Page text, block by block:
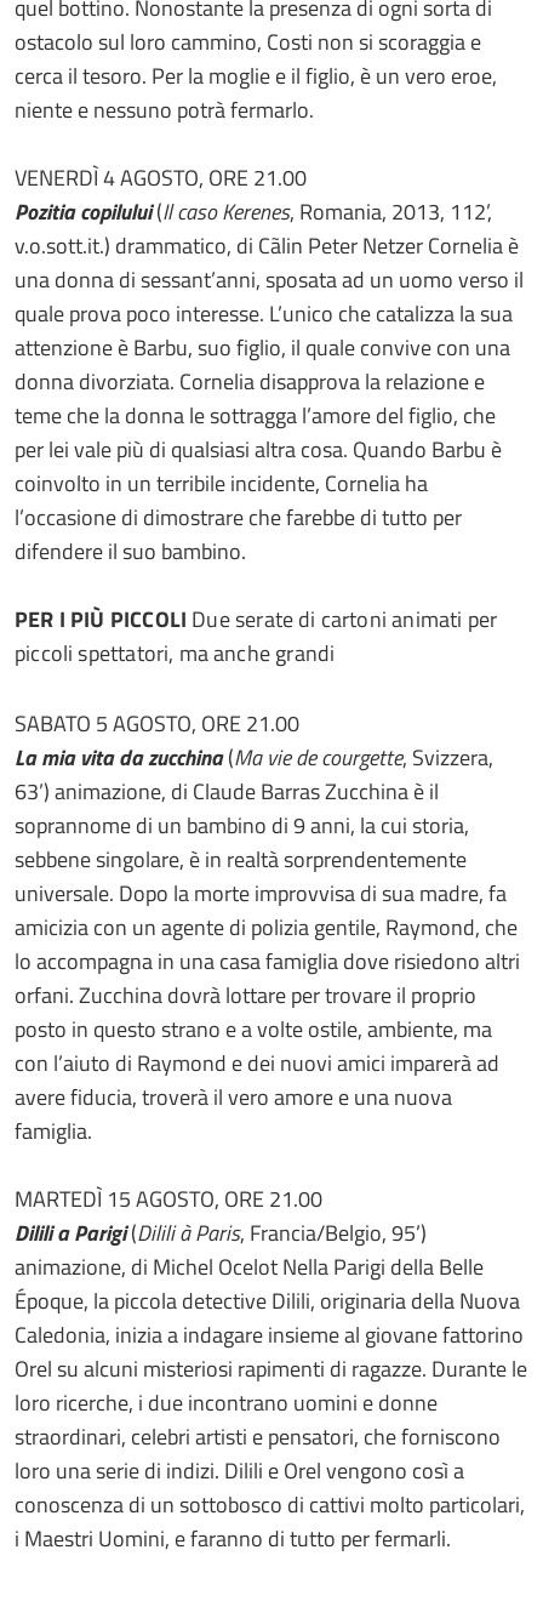
quel bottino. Nonostante la presenza di ogni sorta di
ostacolo sul loro cammino, Costi non si scoraggia e
cerca il tesoro. Per la moglie e il figlio, è un vero eroe,
niente e nessuno potrà fermarlo.
VENERDÌ 4 AGOSTO, ORE 21.00
Pozitia copilului(Il caso Kerenes, Romania, 2013, 112’,
v.o.sott.it.) drammatico, di Cãlin Peter Netzer Cornelia è
una donna di sessant’anni, sposata ad un uomo verso il
quale prova poco interesse. L’unico che catalizza la sua
attenzione è Barbu, suo figlio, il quale convive con una
donna divorziata. Cornelia disapprova la relazione e
teme che la donna le sottragga l’amore del figlio, che
per lei vale più di qualsiasi altra cosa. Quando Barbu è
coinvolto in un terribile incidente, Cornelia ha
l’occasione di dimostrare che farebbe di tutto per
difendere il suo bambino.
PER I PIÙ PICCOLI Due serate di cartoni animati per
piccoli spettatori, ma anche grandi
SABATO 5 AGOSTO, ORE 21.00
La mia vita da zucchina(Ma vie de courgette, Svizzera,
63’) animazione, di Claude Barras Zucchina è il
soprannome di un bambino di 9 anni, la cui storia,
sebbene singolare, è in realtà sorprendentemente
universale. Dopo la morte improvvisa di sua madre, fa
amicizia con un agente di polizia gentile, Raymond, che
lo accompagna in una casa famiglia dove risiedono altri
orfani. Zucchina dovrà lottare per trovare il proprio
posto in questo strano e a volte ostile, ambiente, ma
con l’aiuto di Raymond e dei nuovi amici imparerà ad
avere fiducia, troverà il vero amore e una nuova
famiglia.
MARTEDÌ 15 AGOSTO, ORE 21.00
Dilili a Parigi(Dilili à Paris, Francia/Belgio, 95’)
animazione, di Michel Ocelot Nella Parigi della Belle
Époque, la piccola detective Dilili, originaria della Nuova
Caledonia, inizia a indagare insieme al giovane fattorino
Orel su alcuni misteriosi rapimenti di ragazze. Durante le
loro ricerche, i due incontrano uomini e donne
straordinari, celebri artisti e pensatori, che forniscono
loro una serie di indizi. Dilili e Orel vengono così a
conoscenza di un sottobosco di cattivi molto particolari,
i Maestri Uomini, e faranno di tutto per fermarli.